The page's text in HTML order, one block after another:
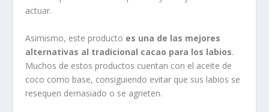
actuar.
Asimismo, este producto es una de las mejores
alternativas al tradicional cacao para los labios.
Muchos de estos productos cuentan con el aceite de
coco como base, consiguiendo evitar que sus labios se
resequen demasiado o se agrieten.